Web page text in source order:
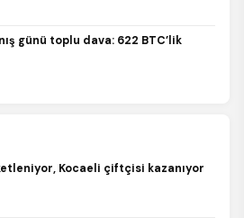
günü toplu dava: 622 BTC’lik
Kocaeli çiftçisi kazanıyor